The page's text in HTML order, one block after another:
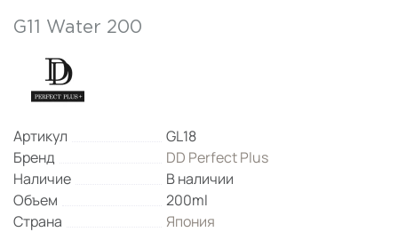
G11 Water 200
Артикул
GL18
Бренд
DD Perfect Plus
Наличие
В наличии
Объем
200ml
Страна
Япония